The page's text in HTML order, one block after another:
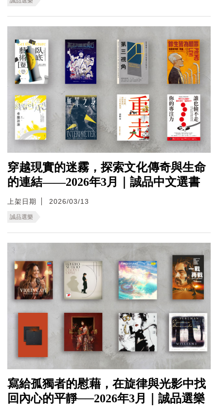
穿越現實的迷霧，探索文化傳奇與生命
的連結——2026年3月｜誠品中文選書
上架日期 2026/03/13
誠品選樂
寫給孤獨者的慰藉，在旋律與光影中找
回內心的平靜──2026年3月｜誠品選樂